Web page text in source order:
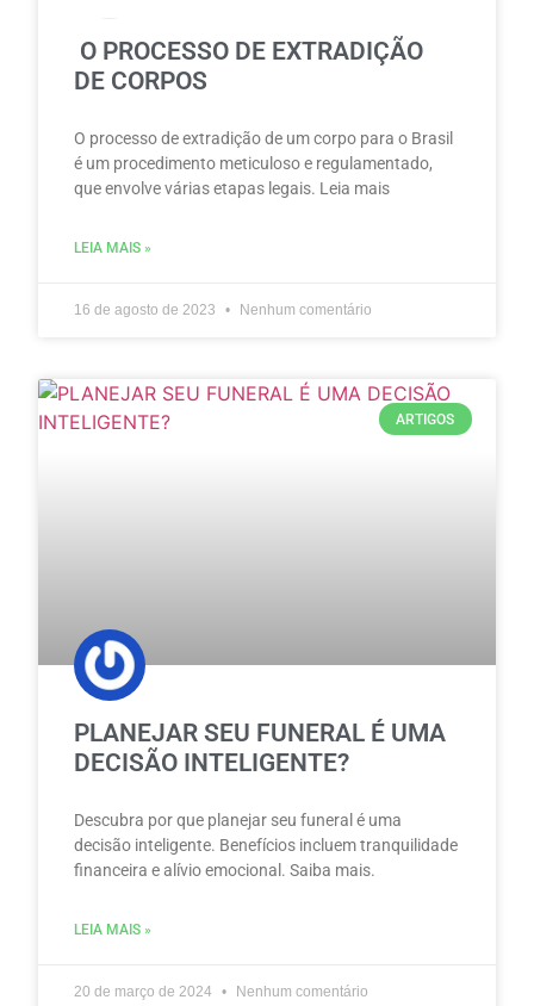
O PROCESSO DE EXTRADIÇÃO
DE CORPOS
O processo de extradição de um corpo para o Brasil
é um procedimento meticuloso e regulamentado,
que envolve várias etapas legais. Leia mais
LEIA MAIS »
16 de agosto de 2023 Nenhum comentário
ARTIGOS
PLANEJAR SEU FUNERAL É UMA
DECISÃO INTELIGENTE?
Descubra por que planejar seu funeral é uma
decisão inteligente. Benefícios incluem tranquilidade
financeira e alívio emocional. Saiba mais.
LEIA MAIS »
20 de março de 2024 Nenhum comentário